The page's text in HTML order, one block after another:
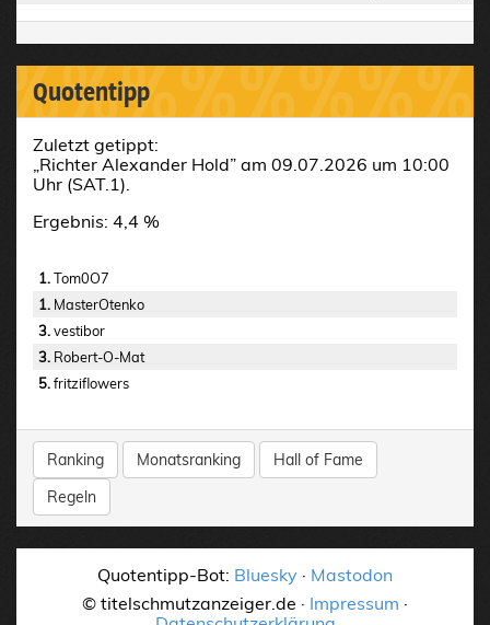
Quotentipp
Zuletzt getippt:
„Richter Alexander Hold” am 09.07.2026 um 10:00
Uhr (SAT.1).
Ergebnis: 4,4 %
1.Tom0O7
1. MasterOtenko
3.vestibor
3. Robert-O-Mat
5.fritziflowers
Ranking Monatsranking
Hall of Fame
Regeln
Quotentipp-Bot: Bluesky · Mastodon
© titelschmutzanzeiger.de · Impressum ·